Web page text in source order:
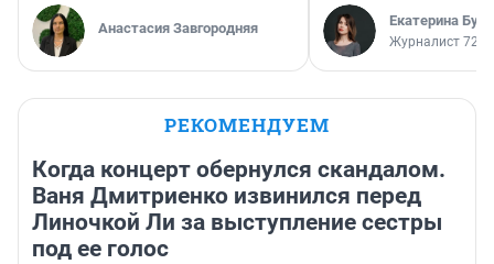
Анастасия Завгородняя Екатерина
Журналист
РЕКОМЕНДУЕМ
Когда концерт обернулся скандалом.
Ваня Дмитриенко извинился перед
Линочкой Ли за выступление сестры
под ее голос